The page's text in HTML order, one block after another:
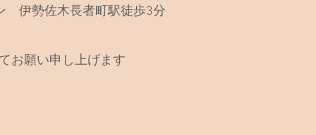
伊勢佐木長者町駅徒歩3分
お願い申し上げます